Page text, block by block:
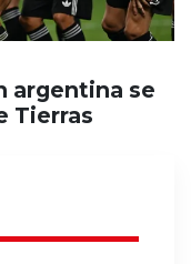
argentina se
Tierras